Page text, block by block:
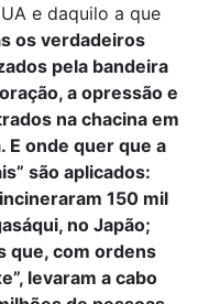
e daquilo a que
os verdadeiros
pela bandeira
a opressão e
na chacina em
E onde quer que a
são aplicados:
150 mil
no Japão;
que, com ordens
levaram a cabo